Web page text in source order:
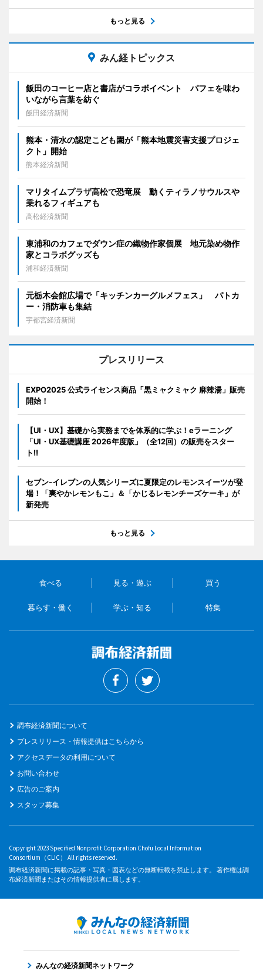
もっと見る
みん経トピックス
飯田のコーヒー店と書店がコラボイベント パフェを味わ
いながら言葉を紡ぐ
飯田経済新聞
熊本・清水の認定こども園が「熊本地震災害支援プロジェ
クト」開始
熊本経済新聞
マリタイムプラザ高松で恐竜展 動くティラノサウルスや
乗れるフィギュアも
高松経済新聞
東浦和のカフェでダウン症の織物作家個展 地元染め物作
家とコラボグッズも
浦和経済新聞
元栃木会館広場で「キッチンカーグルメフェス」 パトカ
ー・消防車も集結
宇都宮経済新聞
プレスリリース
EXPO2025 公式ライセンス商品「黒ミャクミャク 麻辣湯」販売
開始！
【UI・UX】基礎から実務までを体系的に学ぶ！eラーニング
「UI・UX基礎講座 2026年度版」（全12回）の販売をスター
ト!!
セブン‐イレブンの人気シリーズに夏限定のレモンスイーツが登
場！「爽やかレモンもこ」＆「かじるレモンチーズケーキ」が
新発売
もっと見る
食べる 見る・遊ぶ 買う
暮らす・働く 学ぶ・知る 特集
調布経済新聞について
プレスリリース・情報提供はこちらから
アクセスデータの利用について
お問い合わせ
広告のご案内
スタッフ募集
Copyright 2023 Specified Nonprofit Corporation Chofu Local Information
Consortium（CLIC） All rights reserved.
調布経済新聞に掲載の記事・写真・図表などの無断転載を禁止します。 著作権は調
布経済新聞またはその情報提供者に属します。
みんなの経済新聞ネットワーク